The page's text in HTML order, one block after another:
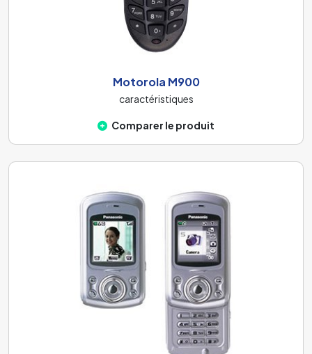
Motorola M900
caractéristiques
Comparer le produit